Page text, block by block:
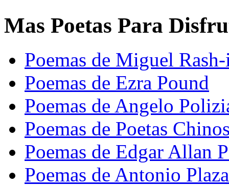
Mas Poetas Para
Poemas de Miguel
Poemas de Ezra Pound
Poemas de Angelo
Poemas de Poetas
Poemas de Edgar Allan
Poemas de Antonio Plaza